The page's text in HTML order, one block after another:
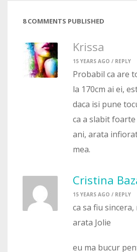
8 COMMENTS PUBLISHED
Krissa
15 YEARS AGO / REPLY
Probabil ca are
la 170cm ai ei,
daca isi pune
ca a slabit
ani, arata
mea.
Cristina
15 YEARS AGO / REPLY
ca sa fiu
arata Jolie
eu ma bucur